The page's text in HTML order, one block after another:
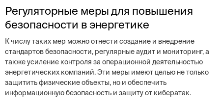
Регуляторные меры для повышения
безопасности в энергетике
К числу таких мер можно отнести создание и внедрение
стандартов безопасности, регулярные аудит и мониторинг, а
также усиление контроля за операционной деятельностью
энергетических компаний. Эти меры имеют целью не только
защитить физические объекты, но и обеспечить
информационную безопасность и защиту от кибератак.